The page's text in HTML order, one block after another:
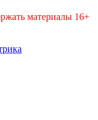
материалы 16+